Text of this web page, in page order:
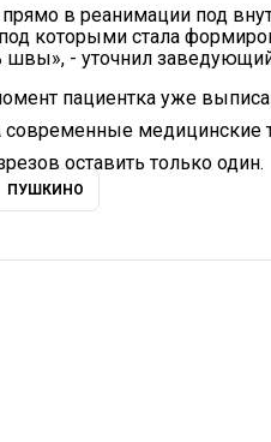
прямо в реанимации под
которыми стала
швы», - уточнил
пациентка уже
современные
оставить только один.
ПУШКИНО